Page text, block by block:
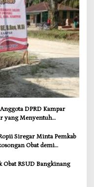
DPRD Kampar
yang Menyentuh
Siregar Minta Pemkab
Obat demi
Obat RSUD Bangkinang